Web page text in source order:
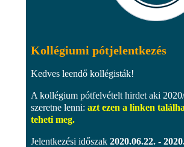
Kollégiumi pótjelentkezés
Kedves leendő kollégisták!
A kollégium pótfelvételt hirdet aki
szeretne lenni: azt ezen a linken
teheti meg.
Jelentkezési időszak 2020.06.22. -